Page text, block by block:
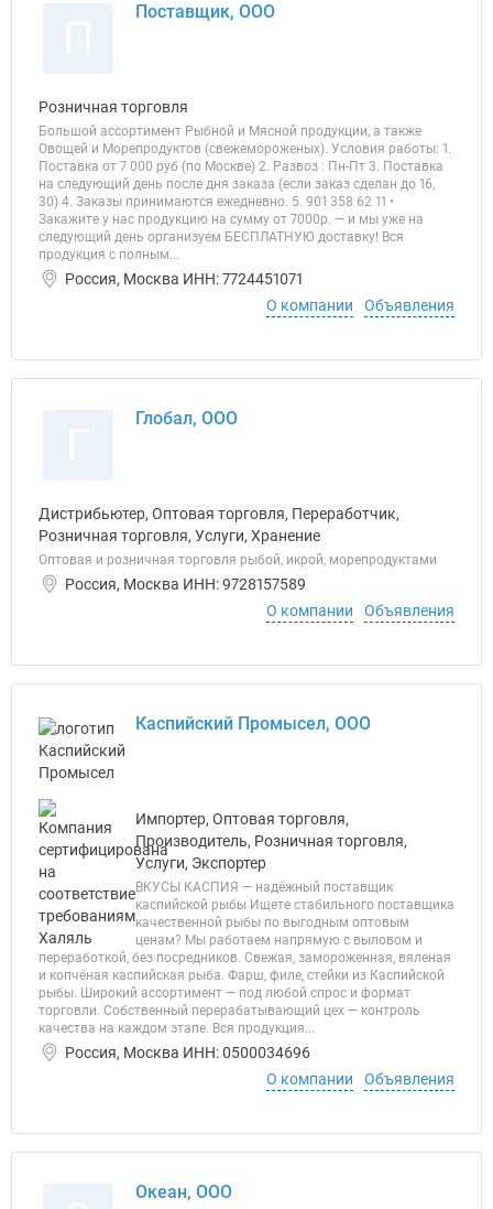
Поставщик, ООО
Розничная торговля
Большой ассортимент Рыбной и Мясной продукции, а также
Овощей и Морепродуктов (свежемороженых). Условия работы: 1.
Поставка от 7 000 руб (по Москве) 2. Развоз : Пн-Пт 3. Поставка
на следующий день после дня заказа (если заказ сделан до 16,
30) 4. Заказы принимаются ежедневно. 5. 901 358 62 11 •
Закажите у нас продукцию на сумму от 7000р. — и мы уже на
следующий день организуем БЕСПЛАТНУЮ доставку! Вся
продукция с полным...
Россия, Москва ИНН: 7724451071
О компании
Объявления
Глобал, ООО
Дистрибьютер, Оптовая торговля, Переработчик,
Розничная торговля, Услуги, Хранение
Оптовая и розничная торговля рыбой, икрой, морепродуктами
Россия, Москва ИНН: 9728157589
О компании
Объявления
Каспийский Промысел, ООО
Импортер, Оптовая торговля,
Производитель, Розничная торговля,
Услуги, Экспортер
ВКУСЫ КАСПИЯ — надёжный поставщик
каспийской рыбы Ищете стабильного поставщика
качественной рыбы по выгодным оптовым
ценам? Мы работаем напрямую с выловом и
переработкой, без посредников. Свежая, замороженная, вяленая
и копчёная каспийская рыба. Фарш, филе, стейки из Каспийской
рыбы. Широкий ассортимент — под любой спрос и формат
торговли. Собственный перерабатывающий цех — контроль
качества на каждом этапе. Вся продукция...
Россия, Москва ИНН: 0500034696
О компании
Объявления
Океан, ООО